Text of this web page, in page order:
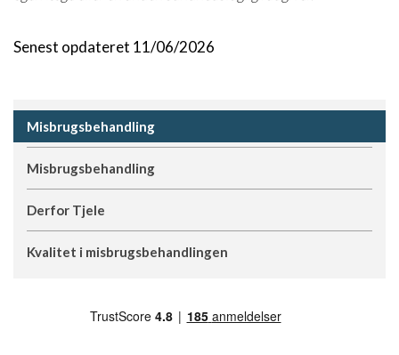
Senest opdateret 11/06/2026
Misbrugsbehandling
Misbrugsbehandling
Derfor Tjele
Kvalitet i misbrugsbehandlingen